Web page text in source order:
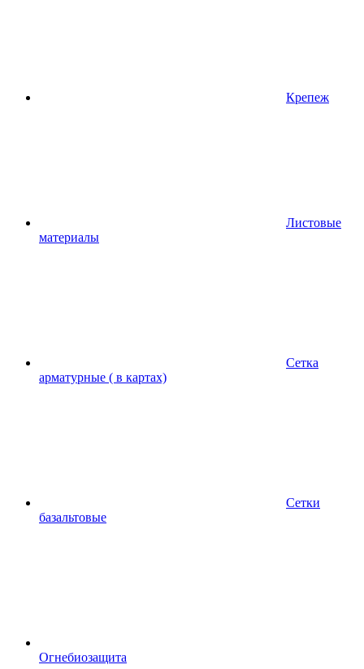
Крепеж
Листовые
материалы
Сетка
арматурные ( в картах)
Сетки
базальтовые
Огнебиозащита